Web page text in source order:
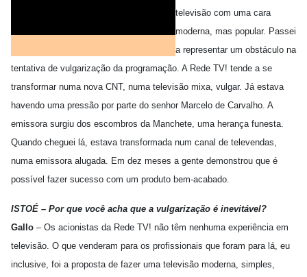
televisão com uma cara
moderna, mas popular. Passei
a representar um obstáculo na
tentativa de vulgarização da programação. A Rede TV! tende a se
transformar numa nova CNT, numa televisão mixa, vulgar. Já estava
havendo uma pressão por parte do senhor Marcelo de Carvalho. A
emissora surgiu dos escombros da Manchete, uma herança funesta.
Quando cheguei lá, estava transformada num canal de televendas,
numa emissora alugada. Em dez meses a gente demonstrou que é
possível fazer sucesso com um produto bem-acabado.
ISTOÉ – Por que você acha que a vulgarização é inevitável?
Gallo – Os acionistas da Rede TV! não têm nenhuma experiência em
televisão. O que venderam para os profissionais que foram para lá, eu
inclusive, foi a proposta de fazer uma televisão moderna, simples,